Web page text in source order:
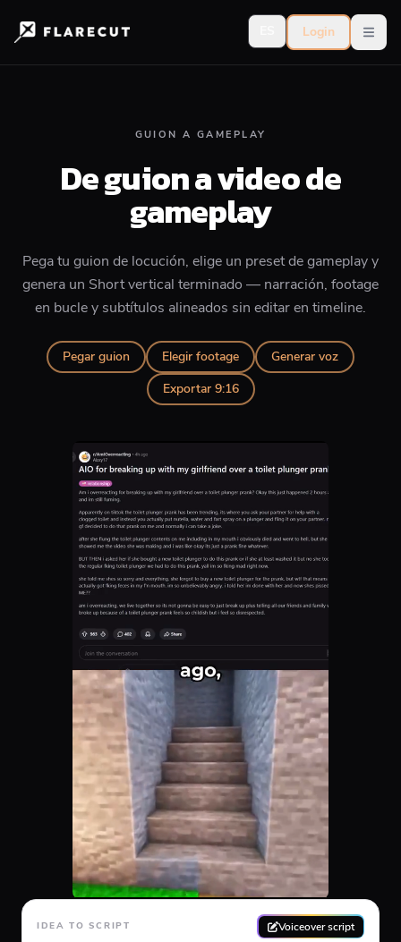
Login
GUION A GAMEPLAY
De guion a video de
gameplay
Pega tu guion de locución, elige un preset de gameplay y
genera un Short vertical terminado — narración, footage
en bucle y subtítulos alineados sin editar en timeline.
Pegar guion Elegir footage
Generar voz
Exportar 9:16
IDEA TO SCRIPT Voiceover script